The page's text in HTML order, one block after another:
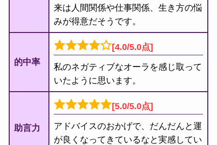
来は人間関係や仕事関係、生き方の悩
みが得意だそうです。
的中率
[4.0/5.0点]
私のネガティブなオーラを感じ取って
いたように思います。
助言力
[5.0/5.0点]
アドバイスのおかげで、だんだんと運
が良くなってきているなと実感してい